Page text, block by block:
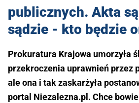
publicznych. Akta
sądzie - kto będzie
Prokuratura Krajowa umorzyła
przekroczenia uprawnień przez
ale ona i tak zaskarżyła
portal Niezalezna.pl. Chce